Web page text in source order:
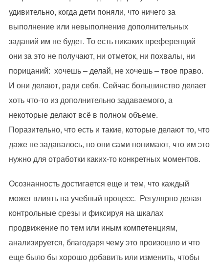
удивительно, когда дети поняли, что ничего за
выполнение или невыполнение дополнительных
заданий им не будет. То есть никаких преференций
они за это не получают, ни отметок, ни похвалы, ни
порицаний: хочешь – делай, не хочешь – твое право.
И они делают, ради себя. Сейчас большинство делает
хоть что-то из дополнительно задаваемого, а
некоторые делают всё в полном объеме.
Поразительно, что есть и такие, которые делают то, что
даже не задавалось, но они сами понимают, что им это
нужно для отработки каких-то конкретных моментов.
Осознанность достигается еще и тем, что каждый
может влиять на учебный процесс. Регулярно делая
контрольные срезы и фиксируя на шкалах
продвижение по тем или иным компетенциям,
анализируется, благодаря чему это произошло и что
еще было бы хорошо добавить или изменить, чтобы